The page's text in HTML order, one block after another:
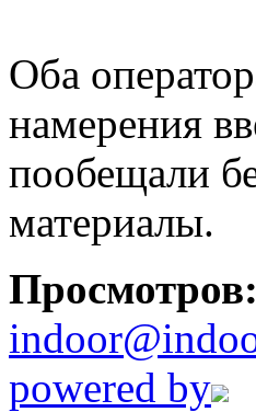
Оба
намерения
пообещали
материалы.
powered by